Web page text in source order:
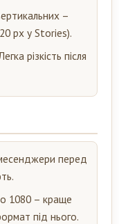
–
px у Stories).
різкість після
перед
1080 – краще
під нього.